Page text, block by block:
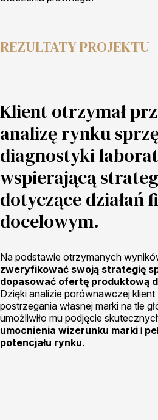
REZULTATY PROJEKTU
Klient otrzymał
analizę rynku
diagnostyki
wspierającą
dotyczące
docelowym.
Na podstawie otrzymanych
zweryfikować swoją strategię
dopasować ofertę produktową
Dzięki analizie porównawczej klient
postrzegania własnej marki na tle
umożliwiło mu podjęcie
umocnienia wizerunku marki i
potencjału rynku.